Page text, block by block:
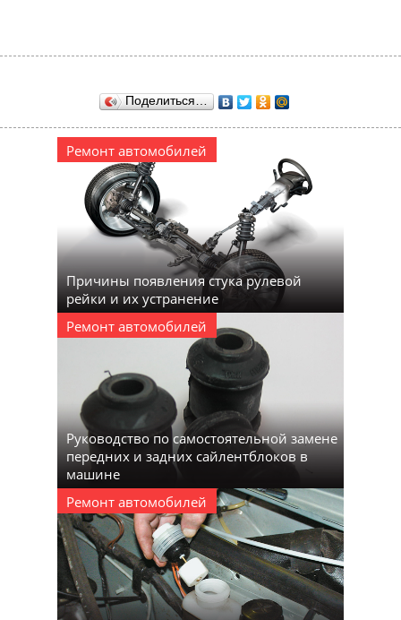
Поделиться…
Ремонт автомобилей
Причины появления стука рулевой
рейки и их устранение
Ремонт автомобилей
Руководство по самостоятельной замене
передних и задних сайлентблоков в
машине
Ремонт автомобилей